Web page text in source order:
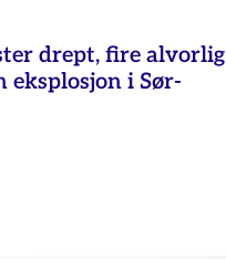
drept, fire alvorlig
eksplosjon i Sør-